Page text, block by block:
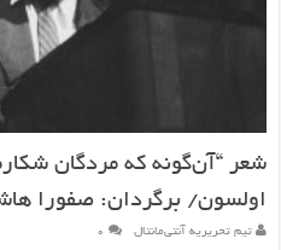
شعر “آن‌گونه که مردگان
اولسون/ برگردان: صفورا
تیم تحریریه آنتی‌مانتال ۰